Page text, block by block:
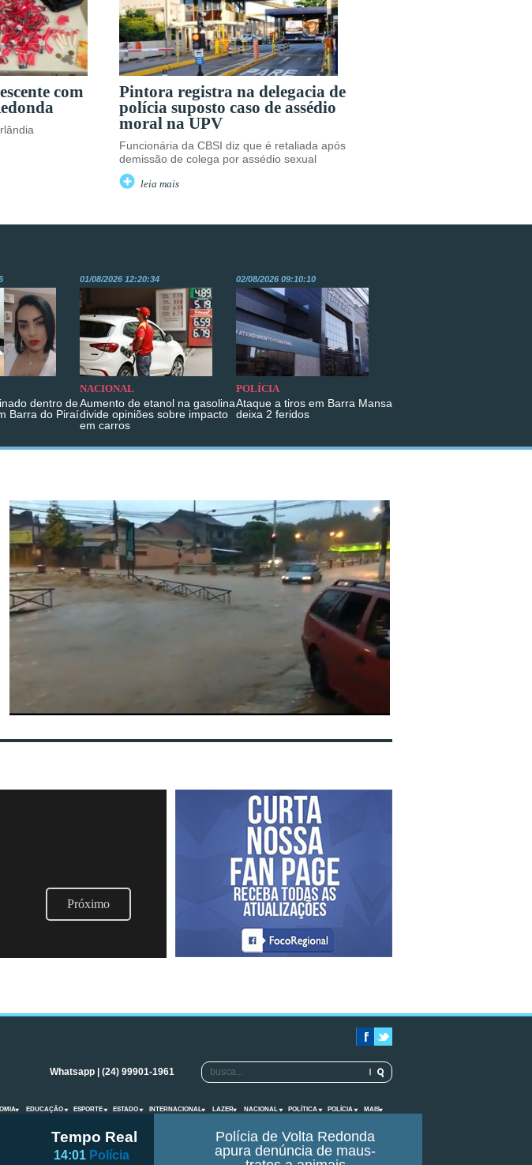
com
Pintora registra na delegacia de
polícia suposto caso de assédio
moral na UPV
Funcionária da CBSI diz que é retaliada após
demissão de colega por assédio sexual
leia mais
dentro de
Barra do Piraí
01/08/2026 12:20:34
NACIONAL
Aumento de etanol na gasolina
divide opiniões sobre impacto
em carros
02/08/2026 09:10:10
POLÍCIA
Ataque a tiros em Barra Mansa
deixa 2 feridos
Próximo
Tempo Real
14:01 Polícia
Polícia de Volta Redonda
apura denúncia de maus-
Whatsapp | (24) 99901-1961
EDUCAÇÃO ESPORTE ESTADO INTERNACIONAL LAZER NACIONAL POLÍTICA POLÍCIA MAIS